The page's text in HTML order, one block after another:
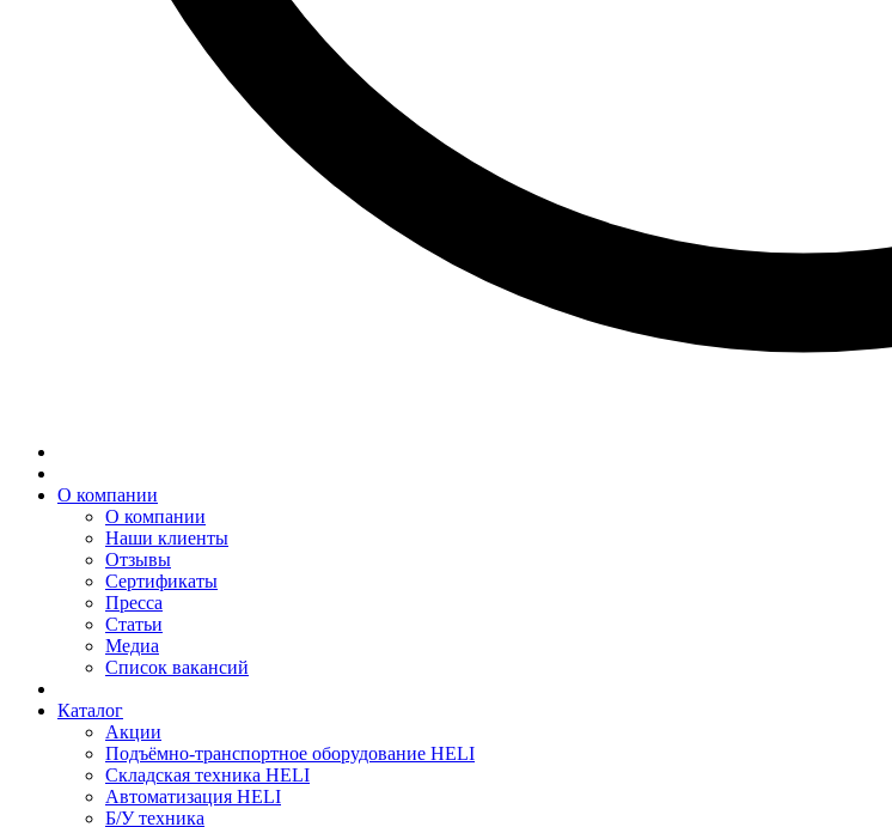
О компании
О компании
Наши клиенты
Отзывы
Сертификаты
Пресса
Статьи
Медиа
Список вакансий
Каталог
Акции
Подъёмно-транспортное оборудование HELI
Складская техника HELI
Автоматизация HELI
Б/У техника